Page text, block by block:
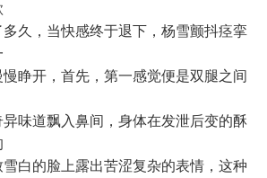
久，当快感终于退下，杨雪颤抖痉挛
睁开，首先，第一感觉便是双腿之间
味道飘入鼻间，身体在发泄后变的酥
白的脸上露出苦涩复杂的表情，这种